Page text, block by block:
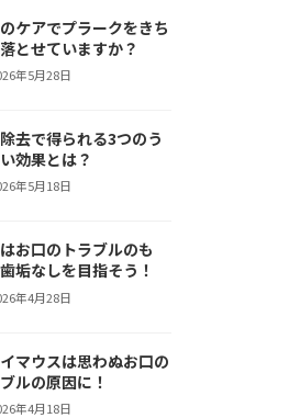
ケアでプラークをきち
とせていますか？
年5月28日
去で得られる3つのう
効果とは？
年5月18日
お口のトラブルのも
垢なしを目指そう！
年4月28日
マウスは思わぬお口の
ルの原因に！
年4月18日